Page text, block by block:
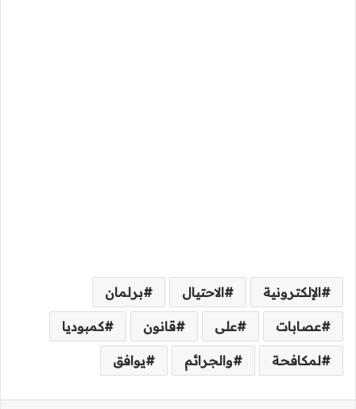
الإلكترونية الاحتيال برلمان
عصابات على قانون كمبوديا
لمكافحة والجرائم يوافق